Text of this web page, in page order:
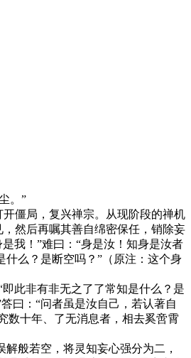
。”
僵局，复兴禅宗。从现阶段的禅机
然后再嘱其善自绵密保任，销除妄
我！”难曰：“身是汝！知身是汝者
什么？是断空吗？”（原注：这个身
此非有非无之了了常知是什么？是
曰：“问者虽是汝自己，若认著自
数十年、了无消息者，相去奚啻霄
般若空，将灵知妄心强分为二，